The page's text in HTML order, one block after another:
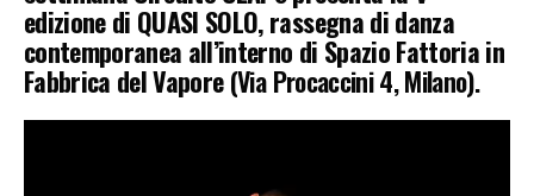
edizione di QUASI SOLO, rassegna di danza
contemporanea all’interno di Spazio Fattoria in
Fabbrica del Vapore(Via Procaccini 4, Milano).